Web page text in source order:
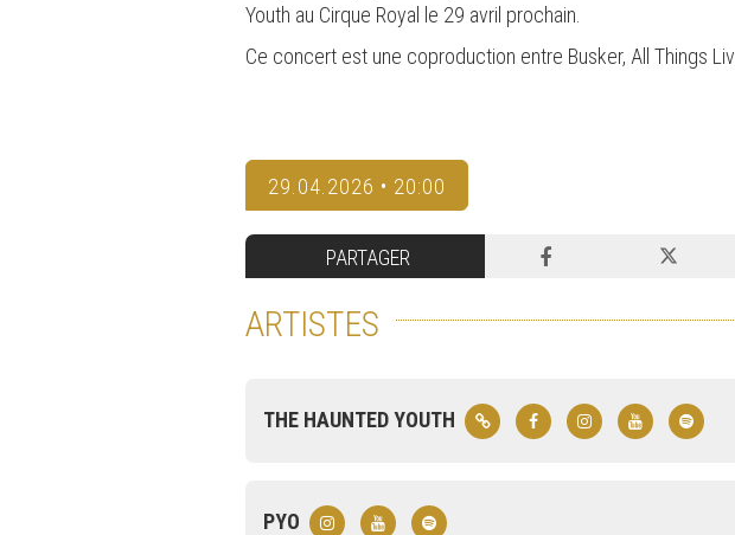
Youth au Cirque Royal le 29 avril prochain.
Ce concert est une coproduction entre Busker, All Things
29.04.2026 • 20:00
PARTAGER
ARTISTES
THE HAUNTED YOUTH
PYO